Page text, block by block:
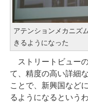
アテンションメカニズ
きるようになった
ストリートビュー
て、精度の高い詳細
ことで、新興国など
るようになるというわ